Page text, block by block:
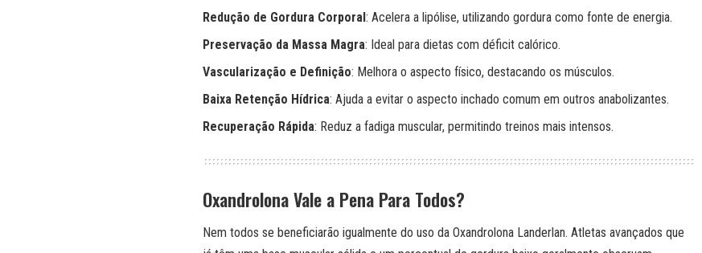
Redução de Gordura Corporal: Acelera a lipólise, utilizando gordura como fonte de energia.
Preservação da Massa Magra: Ideal para dietas com déficit calórico.
Vascularização e Definição: Melhora o aspecto físico, destacando os músculos.
Baixa Retenção Hídrica: Ajuda a evitar o aspecto inchado comum em outros anabolizantes.
Recuperação Rápida: Reduz a fadiga muscular, permitindo treinos mais intensos.
Oxandrolona Vale a Pena Para Todos?
Nem todos se beneficiarão igualmente do uso da Oxandrolona Landerlan. Atletas avançados que